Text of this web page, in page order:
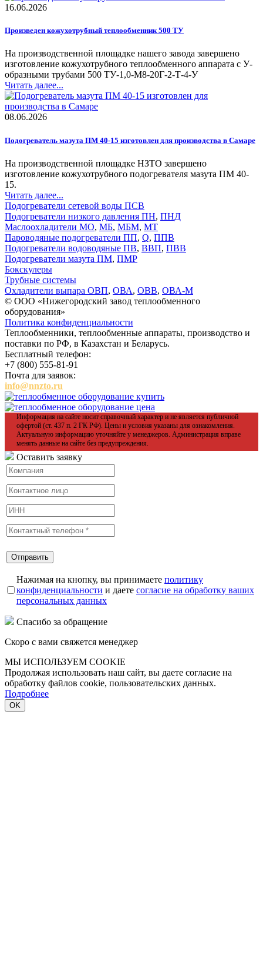
16.06.2026
Произведен кожухотрубный теплообменник 500 ТУ
На производственной площадке нашего завода завершено
изготовление кожухотрубного теплообменного аппарата с У-
образными трубами 500 ТУ-1,0-М8-20Г-2-Т-4-У
Читать далее...
08.06.2026
Подогреватель мазута ПМ 40-15 изготовлен для производства в Самаре
На производственной площадке НЗТО завершено
изготовление кожухотрубного подогревателя мазута ПМ 40-
15.
Читать далее...
Подогреватели сетевой воды ПСВ
Подогреватели низкого давления ПН, ПНД
Маслоохладители МО, МБ, МБМ, МТ
Пароводяные подогреватели ПП, Q, ППВ
Подогреватели водоводяные ПВ, ВВП, ПВВ
Подогреватели мазута ПМ, ПМР
Бокскулеры
Трубные системы
Охладители выпара ОВП, ОВА, ОВВ, ОВА-М
© ООО «Нижегородский завод теплообменного
оборудования»
Политика конфиденциальности
Теплообменники, теплообменные аппараты, производство и
поставки по РФ, в Казахстан и Беларусь.
Бесплатный телефон:
+7 (800) 555-81-91
Почта для заявок:
info@nnzto.ru
Информация на сайте носит справочный характер и не является публичной
офертой (ст. 437 п. 2 ГК РФ). Цены и условия указаны для ознакомления.
Актуальную информацию уточняйте у менеджеров. Администрация вправе
менять данные на сайте без предупреждения.
Оставить заявку
Нажимая на кнопку, вы принимаете политику
конфиденциальности и даете согласие на обработку ваших
персональных данных
Спасибо за обращение
Скоро с вами свяжется менеджер
МЫ ИСПОЛЬЗУЕМ COOKIE
Продолжая использовать наш сайт, вы даете согласие на
обработку файлов cookie, пользовательских данных.
Подробнее
OK